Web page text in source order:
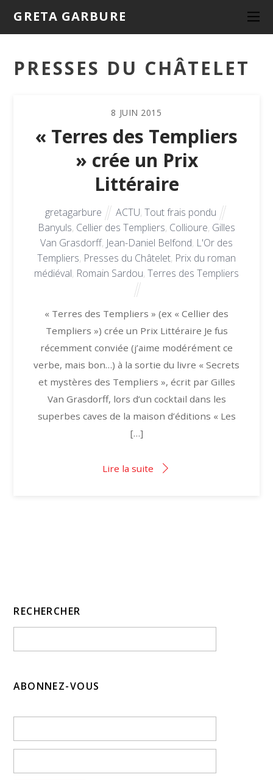
GRETA GARBURE
PRESSES DU CHÂTELET
8 JUIN 2015
« Terres des Templiers
» crée un Prix
Littéraire
gretagarbure ACTU, Tout frais pondu
Banyuls, Cellier des Templiers, Collioure, Gilles
Van Grasdorff, Jean-Daniel Belfond, L'Or des
Templiers, Presses du Châtelet, Prix du roman
médiéval, Romain Sardou, Terres des Templiers
« Terres des Templiers » (ex « Cellier des
Templiers ») crée un Prix Littéraire Je fus
récemment conviée (j’aime modérément ce
verbe, mais bon…) à la sortie du livre « Secrets
et mystères des Templiers », écrit par Gilles
Van Grasdorff, lors d’un cocktail dans les
superbes caves de la maison d’éditions « Les
[…]
Lire la suite
RECHERCHER
ABONNEZ-VOUS